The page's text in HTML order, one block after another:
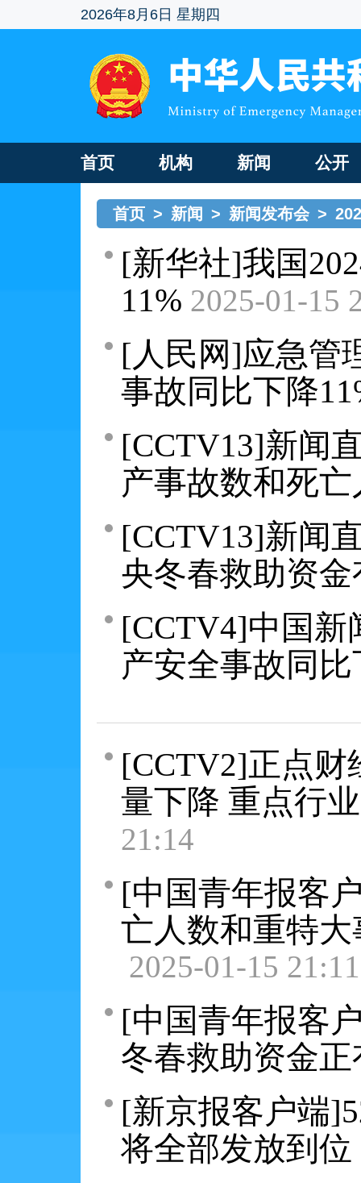
2026年8月6日 星期四
首页 机构 新闻 公开
首页 > 新闻 > 新闻发布会 >
[新华社]我国
11% 2025-01-15
[人民网]应急管
事故同比下降
[CCTV13]新闻
产事故数和死
[CCTV13]新闻
央冬春救助资
[CCTV4]中国新
产安全事故同比
[CCTV2]正点财
量下降 重点行
21:14
[中国青年报客
亡人数和重特
2025-01-15 21:11
[中国青年报客
冬春救助资金
[新京报客户端
将全部发放到位